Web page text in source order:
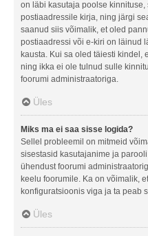
on läbi kasutaja poolse
postiaadressile kirja, ning järgi
saanud siis võimalik, et oled
postiaadressi või e-kiri on läinud
kausta. Kui sa oled täiesti
ning ikka ei ole tulnud sulle
foorumi administraatoriga.
Üles
Miks ma ei saa sisse logida?
Sellel probleemil on mitmeid
sisestasid kasutajanime ja
ühendust foorumi
keelu foorumile. Ka on võimalik,
konfiguratsioonis viga ja ta peab
Üles